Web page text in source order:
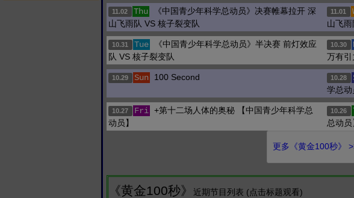
11.02 Thu
《中国青少年科学总动员》决赛帷幕拉开 深
山飞雨队 VS 核子裂变队
11.01
山飞
10.31 Tue
《中国青少年科学总动员》半决赛 前灯效应
队 VS 核子裂变队
10.30
万有引
10.29 Sun 100 Second 10.28
学总动
10.27 Fri +第十二场人体的奥秘 【中国青少年科学总
动员】
10.26
总动员
更多《黄金100秒》
《黄金100秒》 近期节目列表 (点击标题观看)